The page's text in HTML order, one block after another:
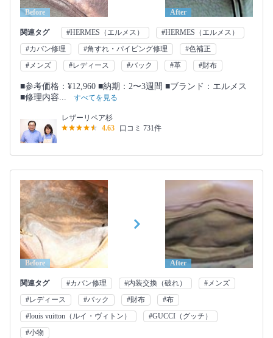
Before After
関連タグ #HERMES（エルメス）
#HERMES（エルメス）
#カバン修理
#角すれ・パイピング修理
#色補正
#メンズ
#レディース #バック #革 #財布
■参考価格：¥12,960 ■納期：2〜3週間 ■ブランド：エルメス
■修理内容...
すべてを見る
レザーリペア杉
4.63
口コミ 731件
Before After
関連タグ #カバン修理 #内装交換（破れ）
#メンズ
#レディース
#バック #財布
#布
#louis vuitton（ルイ・ヴィトン）
#GUCCI（グッチ）
#小物